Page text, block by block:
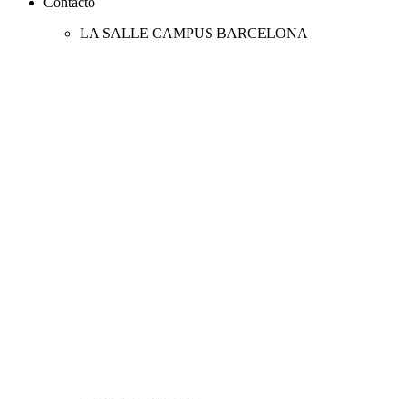
LA SALLE CAMPUS BARCELONA